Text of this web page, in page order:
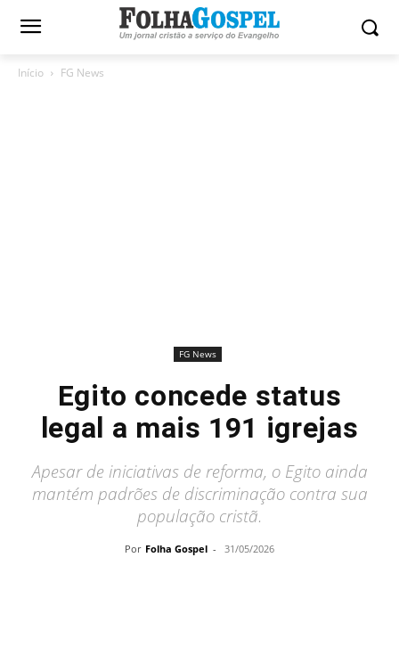
Início FG News
FG News
Egito concede status
legal a mais 191 igrejas
Apesar de iniciativas de reforma, o Egito ainda
mantém padrões de discriminação contra sua
população cristã.
Por Folha Gospel - 31/05/2026